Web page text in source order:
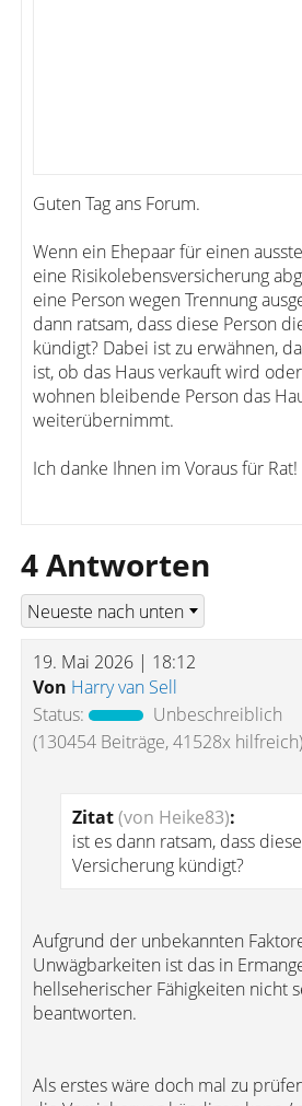
Guten Tag ans Forum.
Wenn ein Ehepaar für einen
eine Risikolebensversicherung
eine Person wegen Trennung
dann ratsam, dass diese Person
kündigt? Dabei ist zu erwähnen,
ist, ob das Haus verkauft wird
wohnen bleibende Person das
weiterübernimmt.
Ich danke Ihnen im Voraus für Rat!
4 Antworten
19. Mai 2026 | 18:12
Von Harry van Sell
Status:
Unbeschreiblich
(130454 Beiträge, 41528x hilfreich)
Zitat(von Heike83):
ist es dann ratsam, dass
Versicherung kündigt?
Aufgrund der unbekannten
Unwägbarkeiten ist das in
hellseherischer Fähigkeiten nicht
beantworten.
Als erstes wäre doch mal zu